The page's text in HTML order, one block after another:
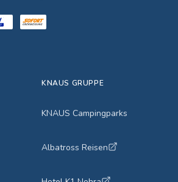
KNAUS GRUPPE
KNAUS Campingparks
Albatross Reisen